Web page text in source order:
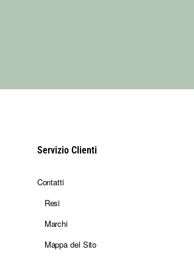
Servizio Clienti
Contatti
Resi
Marchi
Mappa del Sito